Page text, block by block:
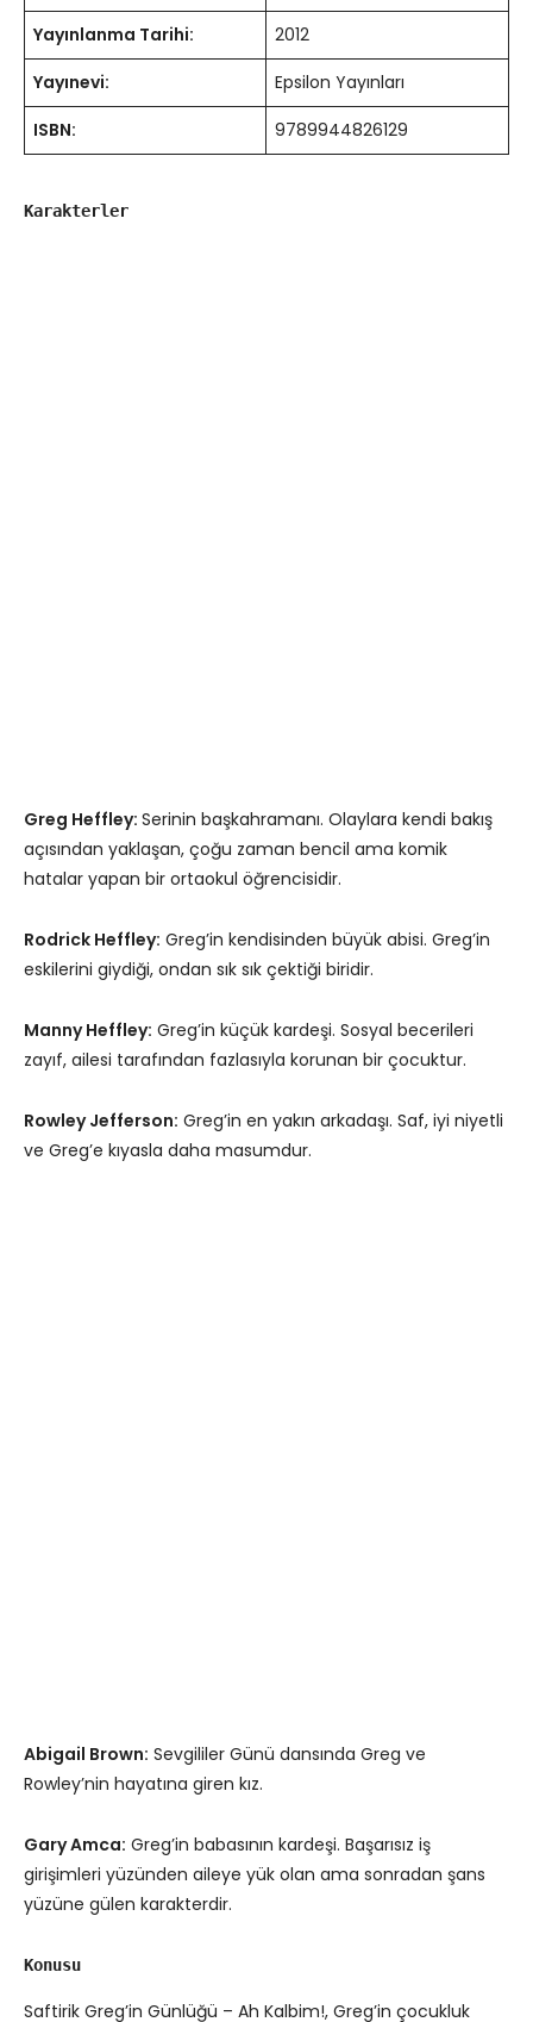
Yayınlanma Tarihi:
2012
Yayınevi:
Epsilon Yayınları
ISBN:
9789944826129
Karakterler
Greg Heffley: Serinin başkahramanı. Olaylara kendi bakış
açısından yaklaşan, çoğu zaman bencil ama komik
hatalar yapan bir ortaokul öğrencisidir.
Rodrick Heffley: Greg’in kendisinden büyük abisi. Greg’in
eskilerini giydiği, ondan sık sık çektiği biridir.
Manny Heffley: Greg’in küçük kardeşi. Sosyal becerileri
zayıf, ailesi tarafından fazlasıyla korunan bir çocuktur.
Rowley Jefferson: Greg’in en yakın arkadaşı. Saf, iyi niyetli
ve Greg’e kıyasla daha masumdur.
Abigail Brown: Sevgililer Günü dansında Greg ve
Rowley’nin hayatına giren kız.
Gary Amca: Greg’in babasının kardeşi. Başarısız iş
girişimleri yüzünden aileye yük olan ama sonradan şans
yüzüne gülen karakterdir.
Konusu
Saftirik Greg’in Günlüğü – Ah Kalbim!, Greg’in çocukluk